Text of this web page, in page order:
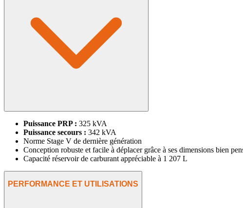
Puissance PRP : 325 kVA
Puissance secours : 342 kVA
Norme Stage V de dernière génération
Conception robuste et facile à déplacer grâce à ses dimensions bien
Capacité réservoir de carburant appréciable à 1 207 L
PERFORMANCE ET UTILISATIONS